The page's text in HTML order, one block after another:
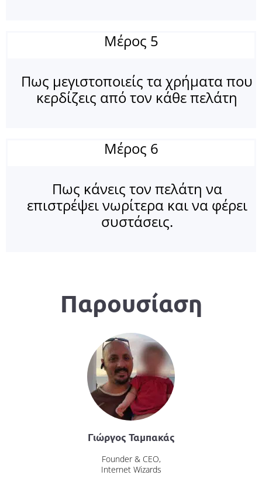
Μέρος 5
Πως μεγιστοποιείς τα χρήματα που
κερδίζεις από τον κάθε πελάτη
Μέρος 6
Πως κάνεις τον πελάτη να
επιστρέψει νωρίτερα και να φέρει
συστάσεις.
Παρουσίαση
Γιώργος Ταμπακάς
Founder & CEO,
Internet Wizards